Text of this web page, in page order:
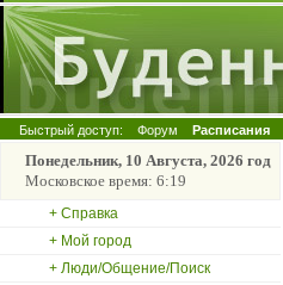
Быстрый доступ: Форум Расписания
Понедельник, 10 Августа, 2026 год
Московское время: 6:19
+ Справка
+ Мой город
+ Люди/Общение/Поиск